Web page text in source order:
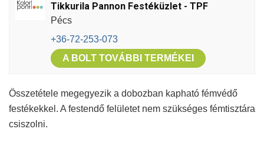
Tikkurila Pannon Festéküzlet - TPF
Pécs
+36-72-253-073
A BOLT TOVÁBBI TERMÉKEI
Összetétele megegyezik a dobozban kapható fémvédő
festékekkel. A festendő felületet nem szükséges fémtisztára
csiszolni.